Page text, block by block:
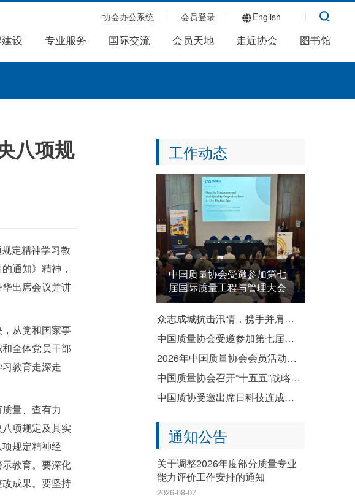
协会办公系统 会员登录 English
设 专业服务 国际交流 会员天地 走近协会 图书馆
八项规
定精神学习教
通知》精神，
出席会议并讲
从党和国家事
全体党员干部
教育走深走
量、查有力
项规定及其实
规定精神经
教育。要深化
成果。要坚持
工作动态
中国质量协会受邀参加第七
届国际质量工程与管理大会
众志成城抗击汛情，携手并肩共渡难关——致全国质协系统各成员单位防汛救灾倡议书
中国质量协会受邀参加第七届国际质量工程与管理大会
2026年中国质量协会会员活动暨企业质量文化建设推进交流活动成功举办
中国质量协会召开“十五五”战略规划宣贯会
中国质协受邀出席日科技连成立80周年纪念演讲会暨纪念祝贺会
通知公告
关于调整2026年度部分质量专业
能力评价工作安排的通知
2026-08-07